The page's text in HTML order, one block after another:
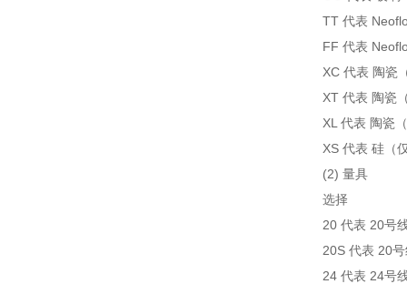
TT 代表
FF 代表
XC 代表 陶瓷
XT 代表 陶瓷
XL 代表 陶瓷
XS 代表 硅（
(2) 量具
选择
20 代表 20号
20S 代表 20
24 代表 24号